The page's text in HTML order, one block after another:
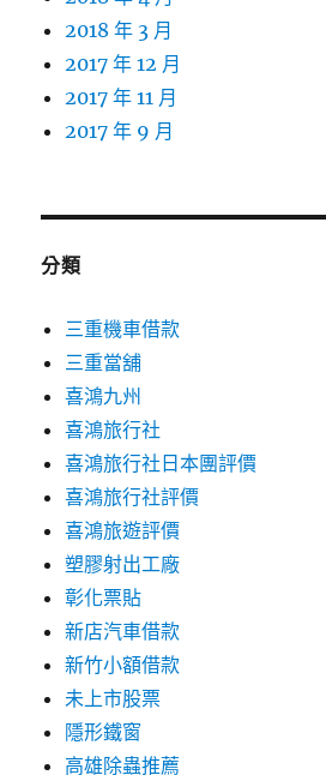
2018 年 3 月
2017 年 12 月
2017 年 11 月
2017 年 9 月
分類
三重機車借款
三重當舖
喜鴻九州
喜鴻旅行社
喜鴻旅行社日本團評價
喜鴻旅行社評價
喜鴻旅遊評價
塑膠射出工廠
彰化票貼
新店汽車借款
新竹小額借款
未上市股票
隱形鐵窗
高雄除蟲推薦